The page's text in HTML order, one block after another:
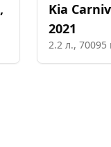
,
Kia
2021
2.2 л., 70095